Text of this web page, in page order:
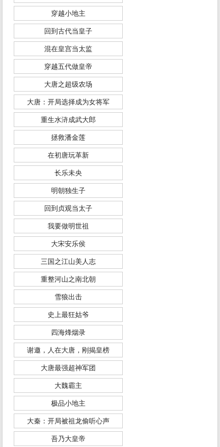
穿越小地主
回到古代当皇子
混在皇宫当太监
穿越五代做皇帝
大唐之超级农场
大唐：开局选择成为女将军
重生水浒成武大郎
拯救潘金莲
在初唐玩革新
长乐未央
明朝独生子
回到贞观当太子
我要做明世祖
大宋安乐侯
三国之江山美人志
重整河山之南北朝
雪狼出击
史上最狂姑爷
四海烽烟录
谢邀，人在大唐，刚揭皇榜
大唐最强超神军团
大魏霸主
极品小地主
大秦：开局被祖龙偷听心声
吾乃大皇帝